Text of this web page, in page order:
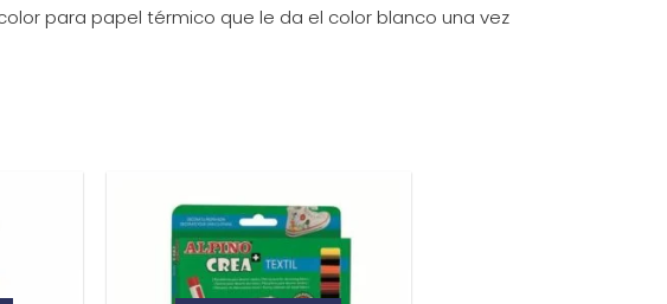
para papel térmico que le da el color blanco una vez